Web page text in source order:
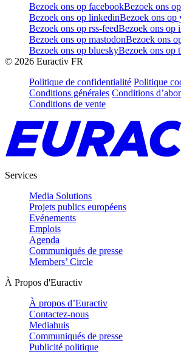
Bezoek ons op facebookBezoek ons
Bezoek ons op linkedinBezoek ons op
Bezoek ons op rss-feedBezoek ons op
Bezoek ons op mastodonBezoek ons
Bezoek ons op blueskyBezoek ons op
© 2026 Euractiv FR
Politique de confidentialité Politique
Conditions générales Conditions
Conditions de vente
Services
Media Solutions
Projets publics européens
Evénements
Emplois
Agenda
Communiqués de presse
Members’ Circle
À Propos d'Euractiv
À propos d’Euractiv
Contactez-nous
Mediahuis
Communiqués de presse
Publicité politique